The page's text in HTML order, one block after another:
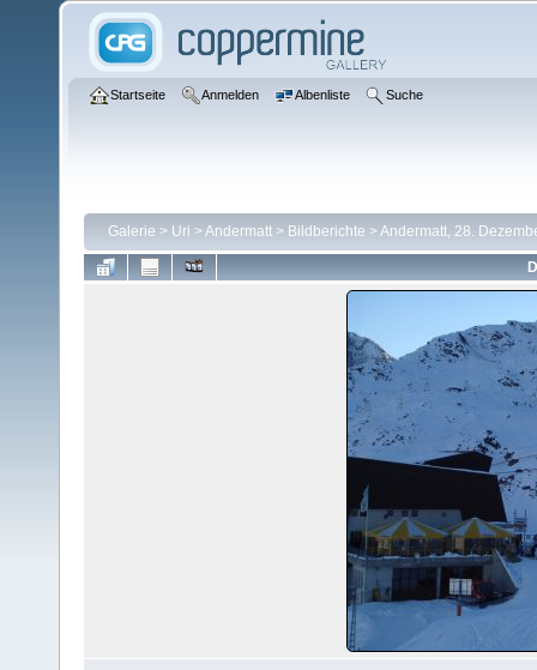
Startseite Anmelden Albenliste Suche
Galerie > Uri >Andermatt > Bildberichte >Andermatt, 28.